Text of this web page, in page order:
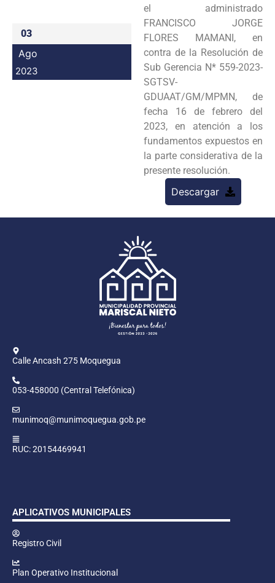
03
Ago
2023
el administrado
FRANCISCO JORGE
FLORES MAMANI, en
contra de la Resolución de
Sub Gerencia N* 559-2023-
SGTSV-
GDUAAT/GM/MPMN, de
fecha 16 de febrero del
2023, en atención a los
fundamentos expuestos en
la parte considerativa de la
presente resolución.
Descargar
Calle Ancash 275 Moquegua
053-458000 (Central Telefónica)
munimoq@munimoquegua.gob.pe
RUC: 20154469941
APLICATIVOS MUNICIPALES
Registro Civil
Plan Operativo Institucional